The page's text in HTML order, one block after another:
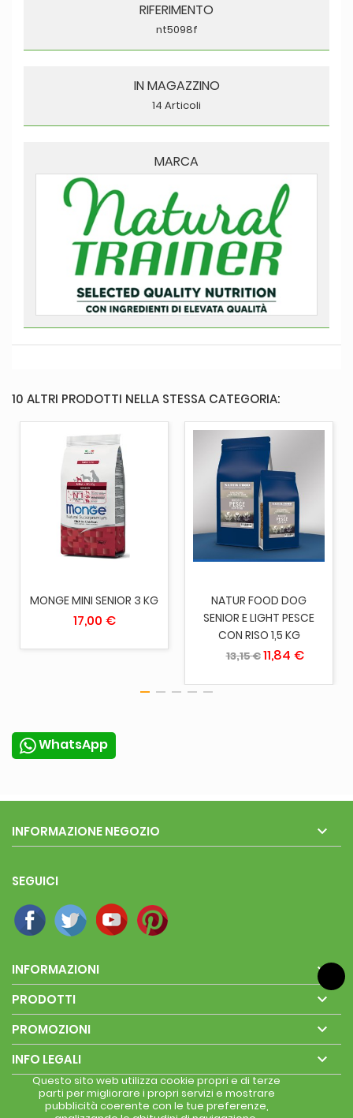
RIFERIMENTO
nt5098f
IN MAGAZZINO
14 Articoli
MARCA
10 ALTRI PRODOTTI NELLA STESSA CATEGORIA:
MONGE MINI SENIOR 3 KG
17,00 €
NATUR FOOD DOG
SENIOR E LIGHT PESCE
CON RISO 1,5 KG
13,15 €11,84 €
WhatsApp
INFORMAZIONE NEGOZIO 
SEGUICI
INFORMAZIONI 
PRODOTTI 
PROMOZIONI 
INFO LEGALI 
Questo sito web utilizza cookie propri e di terze
parti per migliorare i propri servizi e mostrare
pubblicità coerente con le tue preferenze,